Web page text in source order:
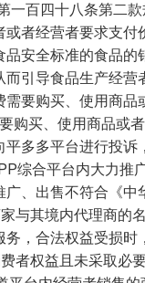
一百四十八条第二
者经营者要求支付
安全标准的食品的
引导食品生产经营
要购买、使用商品
购买、使用商品或
多多平台进行投诉
综合平台内大力推
、出售不符合《中
与其境内代理商的
，合法权益受损时
者权益且未采取必